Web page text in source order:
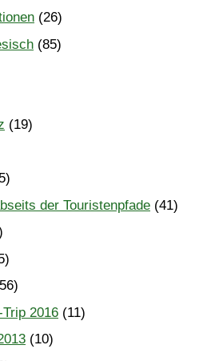
(26)
(85)
(19)
der Touristenpfade (41)
2016 (11)
(10)